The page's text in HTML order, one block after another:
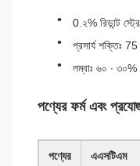
0.২% রিডান্ট
প্রসার্য
লম্বাঃ ৬০ ∙ ৩০%
পণ্যের ফর্ম এবং
পণ্যের
এএসটিএম